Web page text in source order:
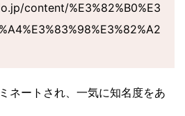
content/%E3%82%B0%E3
ネートされ、一気に知名度をあ